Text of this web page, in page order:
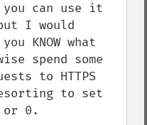
can use it
I would
KNOW what
spend some
to HTTPS
to set
or 0.